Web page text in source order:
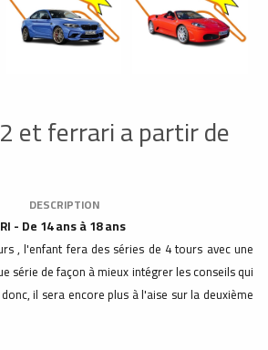
et ferrari a partir de
DESCRIPTION
- De 14 ans à 18 ans
, l'enfant fera des séries de 4 tours avec une
série de façon à mieux intégrer les conseils qui
il sera encore plus à l'aise sur la deuxième